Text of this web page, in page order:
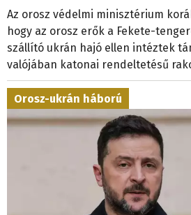
Az orosz védelmi minisztérium
hogy az orosz erők a Fekete-
szállító ukrán hajó ellen intéztek
valójában katonai rendeltetésű
Orosz-ukrán háború